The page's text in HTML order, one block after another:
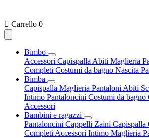
 Carrello 0
Bimbo
Accessori Capispalla Abiti Maglieria
Completi Costumi da bagno Nascita
Bimba
Capispalla Maglieria Pantaloni Abiti
Intimo Pantaloncini Costumi da bagno
Accessori
Bambini e ragazzi
Pantaloncini Cappelli Zaini Capispalla
Completi Accessori Intimo Maglieria